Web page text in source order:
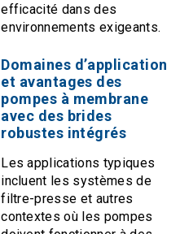
efficacité dans des
environnements exigeants.
Domaines d’application
et avantages des
pompes à membrane
avec des brides
robustes intégrés
Les applications typiques
incluent les systèmes de
filtre-presse et autres
contextes où les pompes